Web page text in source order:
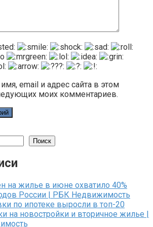
email и адрес сайта в этом
моих комментариев.
Поиск
на жилье в июне охватило 40%
России | РБК Недвижимость
по ипотеке выросли в топ-20
на новостройки и вторичное жилье |